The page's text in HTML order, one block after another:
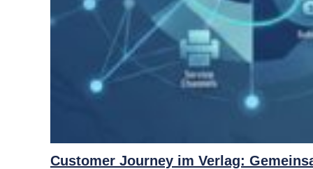
Customer Journey im Verlag: